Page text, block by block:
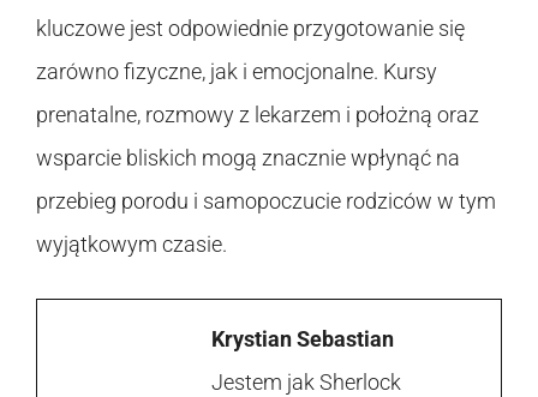
kluczowe jest odpowiednie przygotowanie się
zarówno fizyczne, jak i emocjonalne. Kursy
prenatalne, rozmowy z lekarzem i położną oraz
wsparcie bliskich mogą znacznie wpłynąć na
przebieg porodu i samopoczucie rodziców w tym
wyjątkowym czasie.
Krystian Sebastian
Jestem jak Sherlock